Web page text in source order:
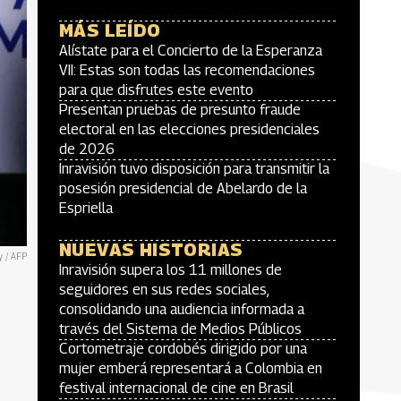
/ AFP
MÁS LEÍDO
Alístate para el Concierto de la Esperanza
VII: Estas son todas las recomendaciones
para que disfrutes este evento
Presentan pruebas de presunto fraude
electoral en las elecciones presidenciales
de 2026
Inravisión tuvo disposición para transmitir la
posesión presidencial de Abelardo de la
Espriella
NUEVAS HISTORIAS
Inravisión supera los 11 millones de
seguidores en sus redes sociales,
consolidando una audiencia informada a
través del Sistema de Medios Públicos
Cortometraje cordobés dirigido por una
mujer emberá representará a Colombia en
festival internacional de cine en Brasil